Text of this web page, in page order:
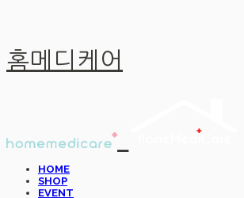
홈메디케어
HOME
SHOP
EVENT